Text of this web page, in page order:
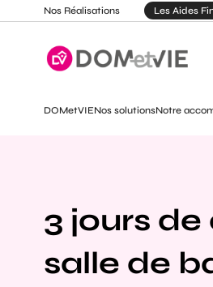
Nos Réalisations Les Aides
DOMetVIENos solutionsNotre
3 jours
salle de